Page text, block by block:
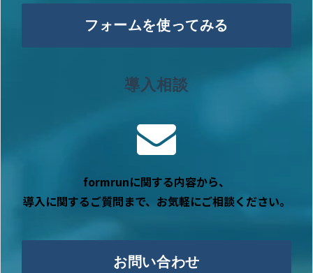
フォームを使ってみる
導入相談
formrunに関する内容から、
導入に関するご質問まで、お気軽にご相談ください。
お問い合わせ